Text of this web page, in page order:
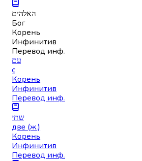
האלהים
Бог
Корень
Инфинитив
Перевод инф.
עם
с
Корень
Инфинитив
Перевод инф.
שתי
две (ж.)
Корень
Инфинитив
Перевод инф.